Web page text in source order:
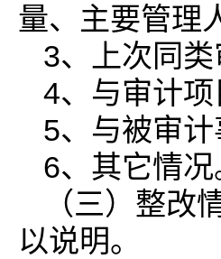
量、主要管理
3、上次同
4、与审计
5、与被审
6、其它情况
（三）整改
以说明。